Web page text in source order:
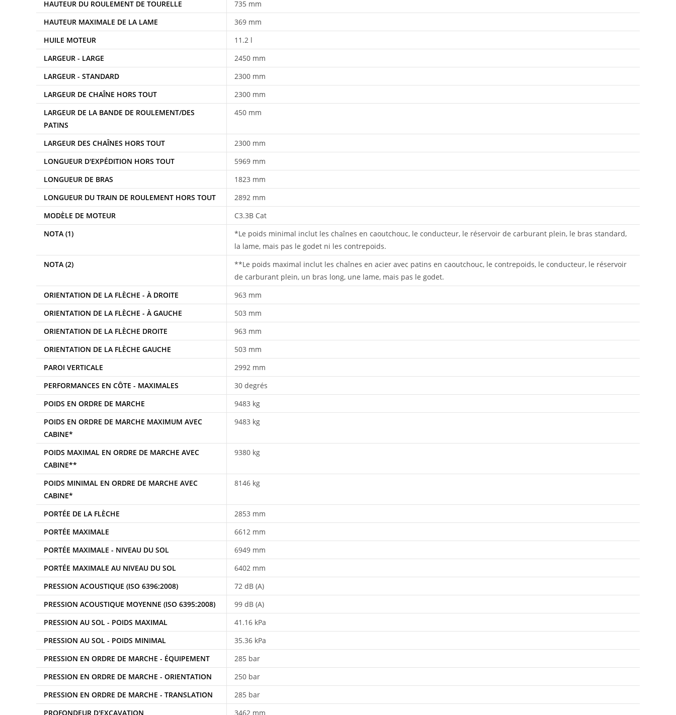
HAUTEUR DU ROULEMENT DE TOURELLE
735 mm
HAUTEUR MAXIMALE DE LA LAME
369 mm
HUILE MOTEUR
11.2 l
LARGEUR - LARGE
2450 mm
LARGEUR - STANDARD
2300 mm
LARGEUR DE CHAÎNE HORS TOUT
2300 mm
LARGEUR DE LA BANDE DE ROULEMENT/DES
PATINS
450 mm
LARGEUR DES CHAÎNES HORS TOUT
2300 mm
LONGUEUR D'EXPÉDITION HORS TOUT
5969 mm
LONGUEUR DE BRAS
1823 mm
LONGUEUR DU TRAIN DE ROULEMENT HORS TOUT
2892 mm
MODÈLE DE MOTEUR
C3.3B Cat
NOTA (1)
*Le poids minimal inclut les chaînes en caoutchouc, le conducteur, le réservoir de carburant plein, le bras standard,
la lame, mais pas le godet ni les contrepoids.
NOTA (2)
**Le poids maximal inclut les chaînes en acier avec patins en caoutchouc, le contrepoids, le conducteur, le réservoir
de carburant plein, un bras long, une lame, mais pas le godet.
ORIENTATION DE LA FLÈCHE - À DROITE
963 mm
ORIENTATION DE LA FLÈCHE - À GAUCHE
503 mm
ORIENTATION DE LA FLÈCHE DROITE
963 mm
ORIENTATION DE LA FLÈCHE GAUCHE
503 mm
PAROI VERTICALE
2992 mm
PERFORMANCES EN CÔTE - MAXIMALES
30 degrés
POIDS EN ORDRE DE MARCHE
9483 kg
POIDS EN ORDRE DE MARCHE MAXIMUM AVEC
CABINE*
9483 kg
POIDS MAXIMAL EN ORDRE DE MARCHE AVEC
CABINE**
9380 kg
POIDS MINIMAL EN ORDRE DE MARCHE AVEC
CABINE*
8146 kg
PORTÉE DE LA FLÈCHE
2853 mm
PORTÉE MAXIMALE
6612 mm
PORTÉE MAXIMALE - NIVEAU DU SOL
6949 mm
PORTÉE MAXIMALE AU NIVEAU DU SOL
6402 mm
PRESSION ACOUSTIQUE (ISO 6396:2008)
72 dB (A)
PRESSION ACOUSTIQUE MOYENNE (ISO 6395:2008)
99 dB (A)
PRESSION AU SOL - POIDS MAXIMAL
41.16 kPa
PRESSION AU SOL - POIDS MINIMAL
35.36 kPa
PRESSION EN ORDRE DE MARCHE - ÉQUIPEMENT
285 bar
PRESSION EN ORDRE DE MARCHE - ORIENTATION
250 bar
PRESSION EN ORDRE DE MARCHE - TRANSLATION
285 bar
PROFONDEUR D'EXCAVATION
3462 mm